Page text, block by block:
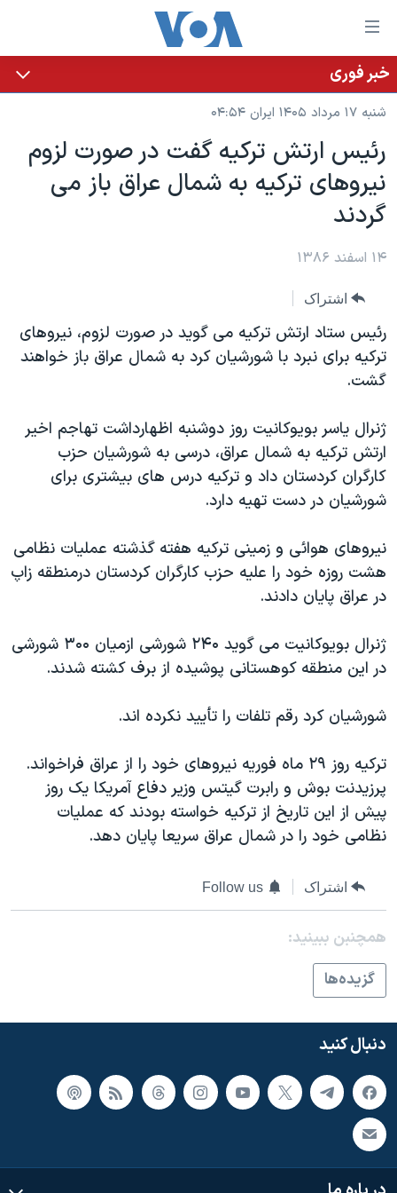
لینکهای
قابل
دسترسی
جهش
محتوای
اصلی
جهش
صفحه
جهش
جستجو
خانه
نسخه سبک وب‌سایت
موضوع ها
ایران
آمریکا
جهان
ویژه برنامه‌ها
ویدیوها
حقوق شهروندی
اقتصادی
علم و فناوری
اسرائیل در جنگ
گالری عکس
آرشیو پخش زنده
برنامه های تلویزیونی
جدول برنامه ها
صفحه‌های ویژه
۲۵۰سالگی آمریکا
بایگانی برنامه‌های تلویزیونی
انتخابات ریاست جمهوری آمریکا ۲۰۲۴
حمله جمهوری اسلامی به اسرائیل
رمز مهسا
ورزش زنان در ایران
اعتراضات زن، زندگی، آزادی
مجموعه مستندهای دادخواهی
تریبونال مردمی آبان ۹۸
دادگاه حمید نوری
اعتراضات مردمی آبان ۹۸
اسرائیل در جنگ
نرگس محمدی برنده جایزه نوبل صلح
صفحه‌های ویژه
فرکانس‌های صدای آمریکا
یادگیری زبان انگلیسی
زبانهای مختلف
خبر فوری
شنبه ۱۷ مرداد ۱۴۰۵ ایران ۰۴:۵۴
رئيس ارتش ترکيه گفت در صورت لزوم
نيروهای ترکيه به شمال عراق باز می
گردند
۱۴ اسفند ۱۳۸۶
اشتراک
رئيس ستاد ارتش ترکيه می گويد در صورت لزوم، نيروهای
ترکيه برای نبرد با شورشيان کرد به شمال عراق باز خواهند
گشت.
ژنرال ياسر بويوکانيت روز دوشنبه اظهارداشت تهاجم اخير
ارتش ترکيه به شمال عراق، درسی به شورشيان حزب
کارگران کردستان داد و ترکيه درس های بيشتری برای
شورشيان در دست تهيه دارد.
نيروهای هوائی و زمينی ترکيه هفته گذشته عمليات نظامی
هشت روزه خود را عليه حزب کارگران کردستان درمنطقه زاپ
در عراق پايان دادند.
ژنرال بويوکانيت می گويد ۲۴۰ شورشی ازميان ۳۰۰ شورشی
در اين منطقه کوهستانی پوشيده از برف کشته شدند.
شورشيان کرد رقم تلفات را تأييد نکرده اند.
ترکيه روز ۲۹ ماه فوريه نيروهای خود را از عراق فراخواند.
پرزيدنت بوش و رابرت گيتس وزير دفاع آمريکا يک روز
پيش از اين تاريخ از ترکيه خواسته بودند که عمليات
نظامی خود را در شمال عراق سريعا پايان دهد.
اشتراک Follow us
همچنبن ببینید:
گزيده‌ها
دنبال کنید